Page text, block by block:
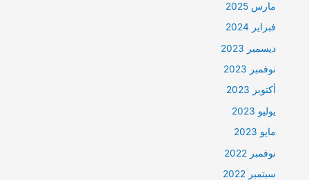
مارس 2025
فبراير 2024
ديسمبر 2023
نوفمبر 2023
أكتوبر 2023
يوليو 2023
مايو 2023
نوفمبر 2022
سبتمبر 2022